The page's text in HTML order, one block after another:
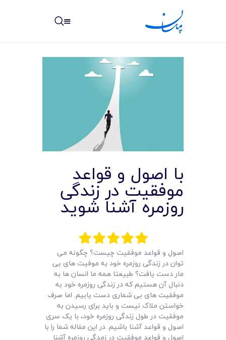
خانه
نوشته ها
امکانات
سیستم ها
لیست قیمت محصولات
با اصول و قواعد
موفقیت در زندگی
روزمره آشنا شوید
اصول و قواعد موفقیت چیست؟ چگونه می
توان در زندگی روزمره خود به موفیت های بی
مار دست یافت؟ طبیعتا همه ما انسان ها به
دنبال آن هستیم که در زندگی روزمره خود به
موفقیت های بی شماری دست یابیم. اما صرف
خواستن ملاک نیست و باید برای رسیدن به
موفقیت در طول زندگی روزمره خود، با یک سری
اصول و قواعد آشنا باشیم. در این مقاله شما را با
اصول و قواعد موفقیت در زمدگی روزمره آشنا